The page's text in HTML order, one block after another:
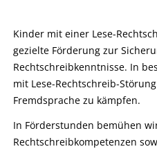
Kinder mit einer Lese-
gezielte Förderung zur
Rechtschreibkenntnisse. In
mit Lese-Rechtschreib-
Fremdsprache zu kämpfen.
In Förderstunden bemühen
Rechtschreibkompetenzen